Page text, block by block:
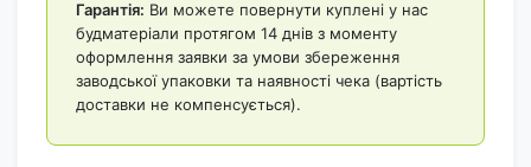
Гарантія: Ви можете повернути куплені у нас
будматеріали протягом 14 днів з моменту
оформлення заявки за умови збереження
заводської упаковки та наявності чека (вартість
доставки не компенсується).